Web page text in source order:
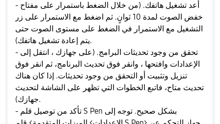
- أعد تشغيل هاتفك. (من خلال الضغط باستمرار على مفتاح
خفض الصوت لمدة 10 ثوانٍ. ثم اضغط مع الاستمرار على زر
التشغيل مع الاستمرار في الضغط على مستوى الصوت حتى
يتم إعادة تشغيل هاتفك).
- تحقق من وجود تحديثات البرامج. (على جهازك ، انتقل إلى
الإعدادات وافتحها ، وانقر فوق تحديث البرنامج، ثم انقر فوق
تنزيل وتثبيت أو التحقق من وجود تحديثات. إذا كان هناك
تحديث متاح، فاتبع الخطوات التي تظهر على الشاشة لتحديث
جهازك).
- تأكد من توصيل قلم S Pen بشكل صحيح. توجه إلى